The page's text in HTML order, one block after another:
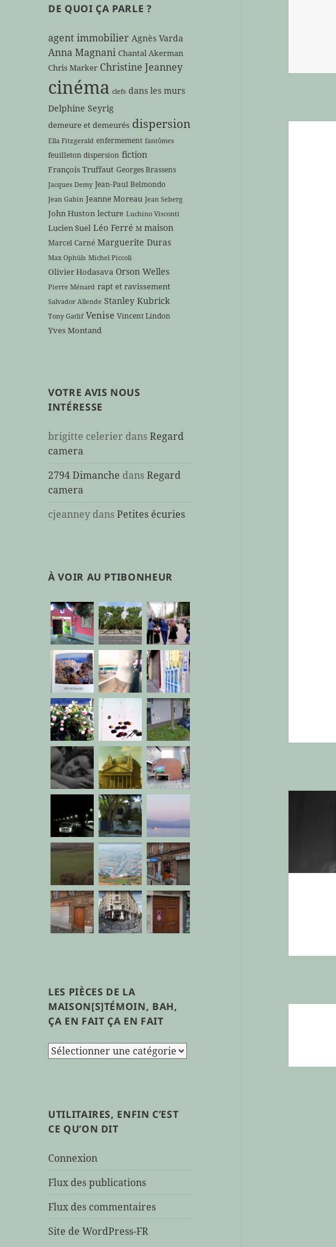
DE QUOI ÇA PARLE ?
agent immobilier Agnès Varda
Anna Magnani Chantal Akerman
Chris Marker Christine Jeanney
cinéma clefs dans les murs
Delphine Seyrig
demeure et demeurés dispersion
Ella Fitzgerald enfermement fantômes
feuilleton dispersion fiction
François Truffaut Georges Brassens
Jacques Demy Jean-Paul Belmondo
Jean Gabin Jeanne Moreau Jean Seberg
John Huston lecture Luchino Visconti
Lucien Suel Léo Ferré M maison
Marcel Carné Marguerite Duras
Max Ophüls Michel Piccoli
Olivier Hodasava Orson Welles
Pierre Ménard rapt et ravissement
Salvador Allende Stanley Kubrick
Tony Gatlif Venise Vincent Lindon
Yves Montand
VOTRE AVIS NOUS
INTÉRESSE
brigitte celerier dansRegard
camera
2794 Dimanche dansRegard
camera
cjeanney dansPetites écuries
À VOIR AU PTIBONHEUR
LES PIÈCES DE LA
MAISON[S]TÉMOIN, BAH,
ÇA EN FAIT ÇA EN FAIT
les
maison[s]témoin,
bah,
en
ça
fait
UTILITAIRES, ENFIN C’EST
CE QU’ON DIT
Connexion
Flux des publications
Flux des commentaires
Site de WordPress-FR